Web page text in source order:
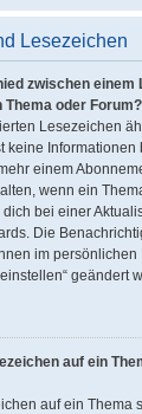
Lesezeichen
zwischen einem
oder Forum?
Lesezeichen
keine
einem
wenn ein
bei einer
Die
im persönlichen
geändert
auf ein
auf ein Thema